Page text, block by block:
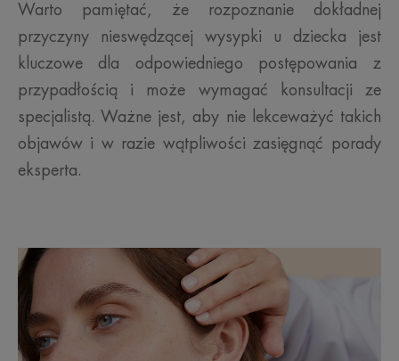
Warto pamiętać, że rozpoznanie dokładnej
przyczyny nieswędzącej wysypki u dziecka jest
kluczowe dla odpowiedniego postępowania z
przypadłością i może wymagać konsultacji ze
specjalistą. Ważne jest, aby nie lekceważyć takich
objawów i w razie wątpliwości zasięgnąć porady
eksperta.